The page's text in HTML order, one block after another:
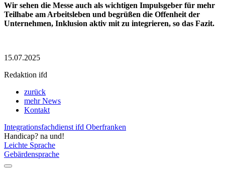
Wir sehen die Messe auch als wichtigen Impulsgeber für mehr
Teilhabe am Arbeitsleben und begrüßen die Offenheit der
Unternehmen, Inklusion aktiv mit zu integrieren, so das Fazit.
15.07.2025
Redaktion ifd
zurück
mehr News
Kontakt
Integrationsfachdienst ifd Oberfranken
Handicap? na und!
Leichte Sprache
Gebärdensprache